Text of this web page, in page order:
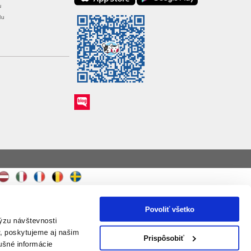
návštevnosti
poskytujeme aj našim
informácie
Povoliť všetko
Prispôsobiť